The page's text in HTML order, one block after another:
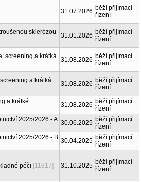
31.07.2026 běží přijímací
řízení
sklerózou
31.01.2026 běží přijímací
řízení
screening a krátká 31.08.2026 běží přijímací
řízení
a krátká
31.08.2026 běží přijímací
řízení
a krátké
31.08.2026 běží přijímací
řízení
2025/2026 - A 30.06.2025 běží přijímací
řízení
2025/2026 - B 30.04.2025 běží přijímací
řízení
péči [11817] 31.10.2025 běží přijímací
řízení